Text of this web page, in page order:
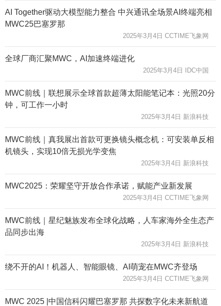
AI Together驱动大模型能力整合 中兴通讯全场景AI终端亮相
MWC25巴塞罗那
2025年3月4日 CCTIME飞象网
全球厂商汇聚MWC，AI加速终端进化
2025年3月4日 IDC中国
MWC前线｜联想展示全球首款超薄太阳能笔记本：光照20分
钟，可工作一小时
2025年3月4日 新浪科技
MWC前线｜真我展出首款可更换镜头概念机：可安装单反相
机镜头，实现10倍无损光学变焦
2025年3月4日 新浪科技
MWC2025：荣耀坚守开放合作承诺，赋能产业新发展
2025年3月4日 CCTIME飞象网
MWC前线｜星纪魅族发布全球化战略，人车家海外全生态产
品同步出海
2025年3月4日 新浪科技
绕不开的AI！机器人、智能眼镜、AI萌宠在MWC齐登场
2025年3月4日 CCTIME飞象网
MWC 2025 |中国信科闪耀巴塞罗那 共探数字化未来新航道